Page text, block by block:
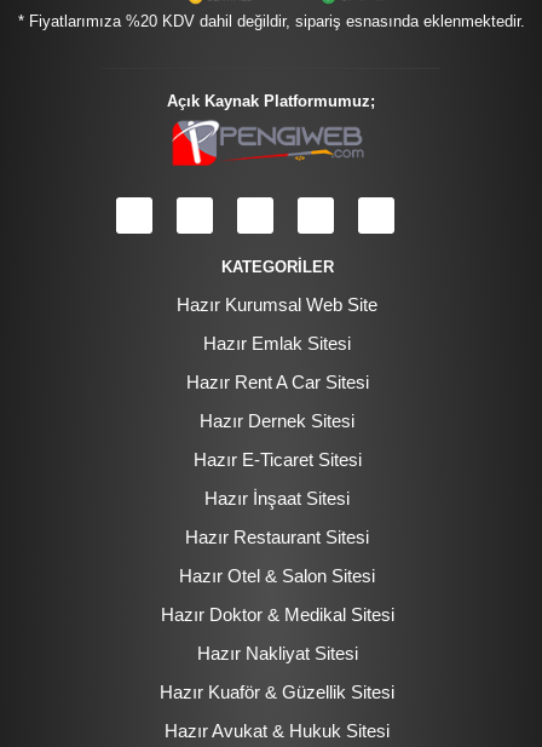
* Fiyatlarımıza %20 KDV dahil değildir, sipariş esnasında eklenmektedir.
Açık Kaynak Platformumuz;
KATEGORİLER
Hazır Kurumsal Web Site
Hazır Emlak Sitesi
Hazır Rent A Car Sitesi
Hazır Dernek Sitesi
Hazır E-Ticaret Sitesi
Hazır İnşaat Sitesi
Hazır Restaurant Sitesi
Hazır Otel & Salon Sitesi
Hazır Doktor & Medikal Sitesi
Hazır Nakliyat Sitesi
Hazır Kuaför & Güzellik Sitesi
Hazır Avukat & Hukuk Sitesi